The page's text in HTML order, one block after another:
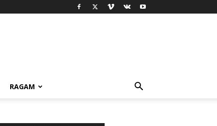
RAGAM